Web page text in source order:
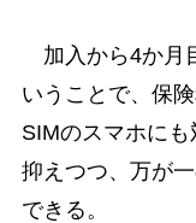
加入から4か月
いうことで、保
SIMのスマホに
抑えつつ、万が
できる。